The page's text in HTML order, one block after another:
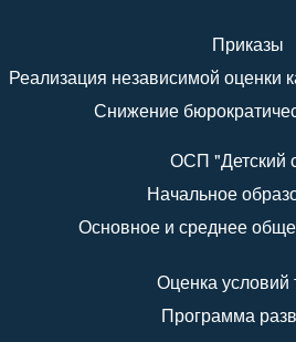
Приказы
Реализация независимой оценки
Снижение
ОСП "Детский
Начальное
Основное и среднее
Оценка условий
Программа